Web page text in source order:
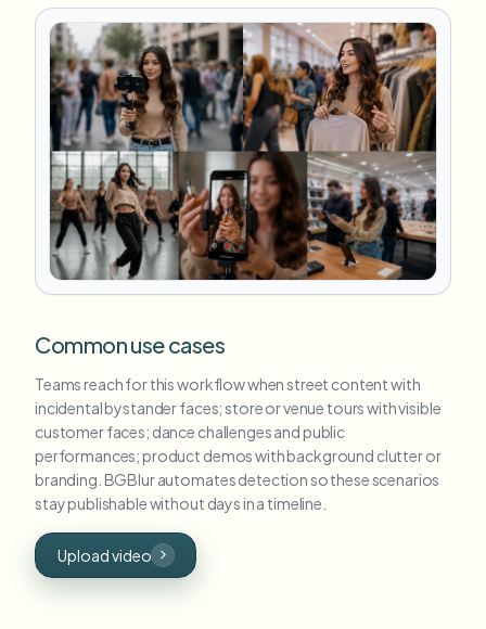
Common use cases
Teams reach for this workflow when street content with
incidental bystander faces; store or venue tours with visible
customer faces; dance challenges and public
performances; product demos with background clutter or
branding. BGBlur automates detection so these scenarios
stay publishable without days in a timeline.
Upload video